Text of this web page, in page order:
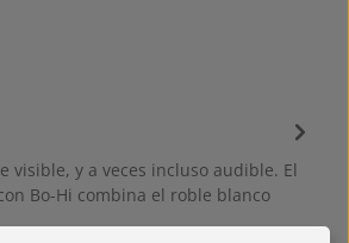
visible, y a veces incluso audible. El
Bo-Hi combina el roble blanco